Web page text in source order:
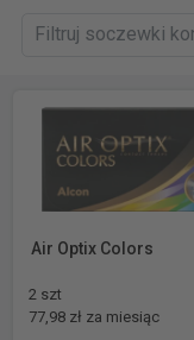
Air Optix Colors
2 szt
77,98 zł za miesiąc